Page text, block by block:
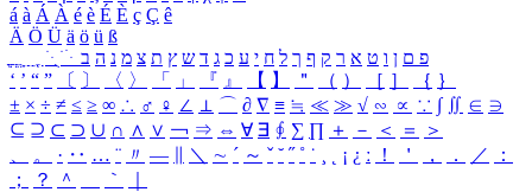
á à Á À é è É È ç Ç ê
Ä Ö Ü ä ö ü ß
ִֶֹ ֻּ ׁׂ פ ם ן ו ט א ר ק ף ך ל ח י ע כ ג ד ש ץ ת צ מ נ ה ב
‘ ’ “ ” 〔 〕 〈 〉 「 」 『 』 【 】 ＂ （ ） ［ ］ ｛ ｝
± × ÷ ≠ ≤ ≥ ∞ ∴ ♂ ♀ ∠ ⊥ ⌒ ∂ ∇ ≡ ≒ ≪ ≫ √ ∽ ∝ ∵ ∫ ∬ ∈ ∋
⊆ ⊇ ⊂ ⊃ ∪ ∩ ∧ ∨ ￢ ⇒ ⇔ ∀ ∃ ∮ ∑ ∏ ＋ － ＜ ＝
＞
、
。 · ‥ … ¨ 〃 ― ＼ ∼ ´ ～ ˇ ˘ ˝ ˚ ˙ ¸ ¡ ¿ ː ！ ＇ ， ． ／
：
；
？ ＾ ｀